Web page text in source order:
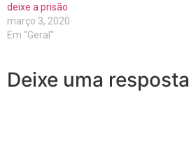
deixe a prisão
março 3, 2020
Em "Geral"
Deixe uma resposta